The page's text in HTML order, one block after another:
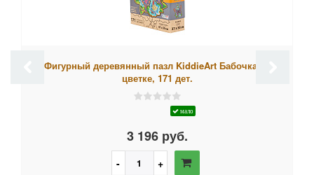
Фигурный деревянный пазл KiddieArt Бабочка на
цветке, 171 дет.
мало
3 196 руб.